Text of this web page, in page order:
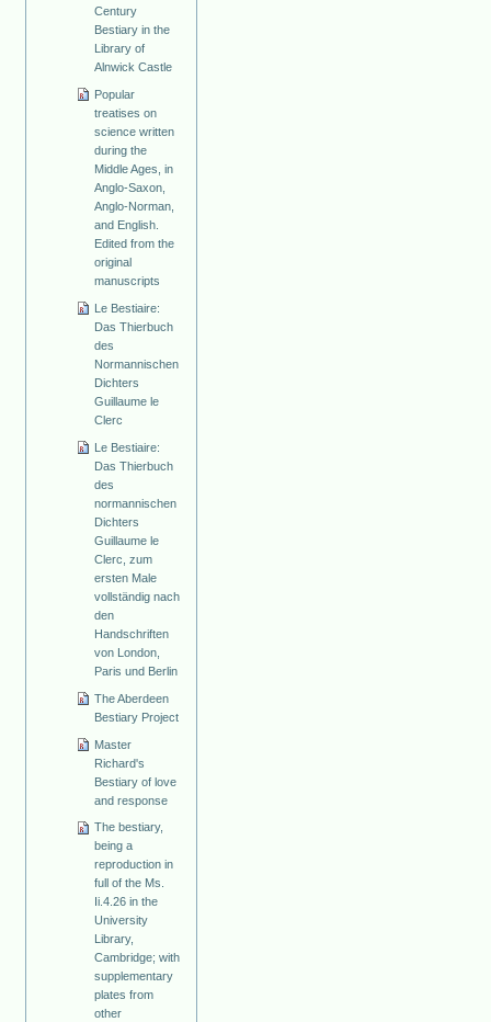
Century
Bestiary in the
Library of
Alnwick Castle
Popular
treatises on
science written
during the
Middle Ages, in
Anglo-Saxon,
Anglo-Norman,
and English.
Edited from the
original
manuscripts
Le Bestiaire:
Das Thierbuch
des
Normannischen
Dichters
Guillaume le
Clerc
Le Bestiaire:
Das Thierbuch
des
normannischen
Dichters
Guillaume le
Clerc, zum
ersten Male
vollständig nach
den
Handschriften
von London,
Paris und Berlin
The Aberdeen
Bestiary Project
Master
Richard's
Bestiary of love
and response
The bestiary,
being a
reproduction in
full of the Ms.
Ii.4.26 in the
University
Library,
Cambridge; with
supplementary
plates from
other